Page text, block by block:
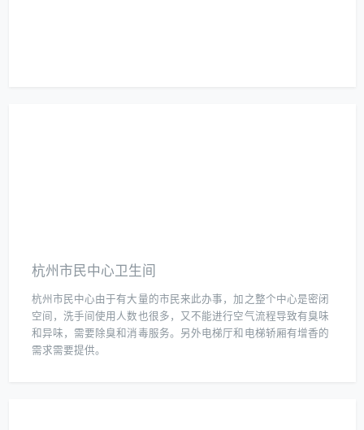
杭州市民中心卫生间
杭州市民中心由于有大量的市民来此办事，加之整个中心是密闭
空间，洗手间使用人数也很多，又不能进行空气流程导致有臭味
和异味，需要除臭和消毒服务。另外电梯厅和电梯轿厢有增香的
需求需要提供。